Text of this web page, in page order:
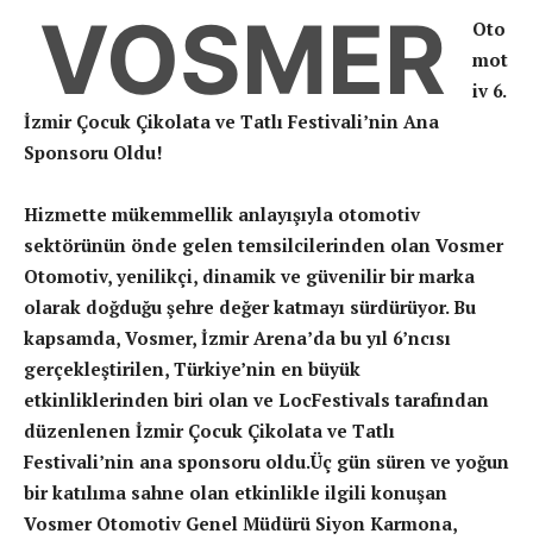
VOSMER
Oto
mot
iv 6.
İzmir Çocuk Çikolata ve Tatlı Festivali’nin Ana
Sponsoru Oldu!
Hizmette mükemmellik anlayışıyla otomotiv
sektörünün önde gelen temsilcilerinden olan Vosmer
Otomotiv, yenilikçi, dinamik ve güvenilir bir marka
olarak doğduğu şehre değer katmayı sürdürüyor. Bu
kapsamda, Vosmer, İzmir Arena’da bu yıl 6’ncısı
gerçekleştirilen, Türkiye’nin en büyük
etkinliklerinden biri olan ve LocFestivals tarafından
düzenlenen İzmir Çocuk Çikolata ve Tatlı
Festivali’nin ana sponsoru oldu.Üç gün süren ve yoğun
bir katılıma sahne olan etkinlikle ilgili konuşan
Vosmer Otomotiv Genel Müdürü Siyon Karmona,